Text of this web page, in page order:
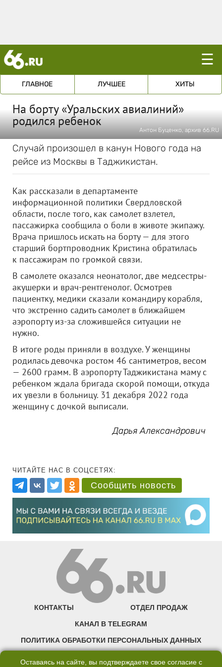
☰
ГЛАВНОЕ ЛУЧШЕЕ ХИТЫ
На борту «Уральских авиалиний»
родился ребенок
Антон Буценко, архив 66.RU
Случай произошел в канун Нового года на
рейсе из Москвы в Таджикистан.
Как рассказали в департаменте
информационной политики Свердловской
области, после того, как самолет взлетел,
пассажирка сообщила о боли в животе экипажу.
Врача пришлось искать на борту — для этого
старший бортпроводник Кристина обратилась
к пассажирам по громкой связи.
В самолете оказался неонатолог, две медсестры-
акушерки и врач-рентгенолог. Осмотрев
пациентку, медики сказали командиру корабля,
что экстренно садить самолет в ближайшем
аэропорту из-за сложившейся ситуации не
нужно.
В итоге роды приняли в воздухе. У женщины
родилась девочка ростом 46 сантиметров, весом
— 2600 грамм. В аэропорту Таджикистана маму с
ребенком ждала бригада скорой помощи, откуда
их увезли в больницу. 31 декабря 2022 года
женщину с дочкой выписали.
Дарья Александрович
ЧИТАЙТЕ НАС В СОЦСЕТЯХ:
Сообщить новость
КОНТАКТЫ ОТДЕЛ ПРОДАЖ
КАНАЛ В TELEGRAM
ПОЛИТИКА ОБРАБОТКИ ПЕРСОНАЛЬНЫХ ДАННЫХ
Оставаясь на сайте, вы подтверждаете свое согласие с